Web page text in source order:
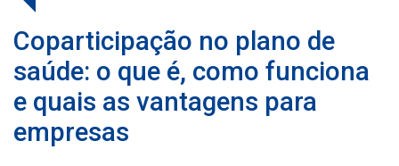
Coparticipação no plano de
saúde: o que é, como funciona
e quais as vantagens para
empresas